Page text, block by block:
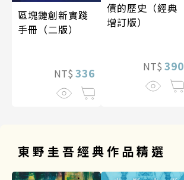
區塊鏈創新實踐
手冊（二版）
NT$ 336
債的歷史（經典
增訂版）
NT$ 390
東野圭吾經典作品精選